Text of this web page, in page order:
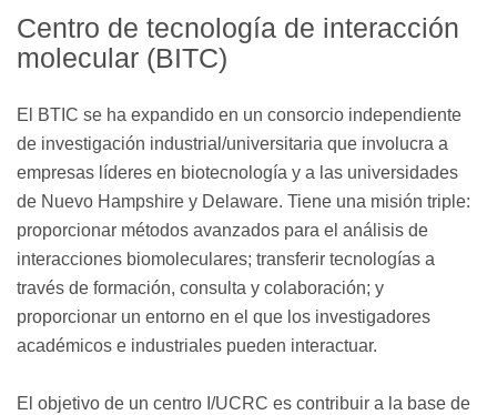
Centro de tecnología de interacción
molecular (BITC)
El BTIC se ha expandido en un consorcio independiente
de investigación industrial/universitaria que involucra a
empresas líderes en biotecnología y a las universidades
de Nuevo Hampshire y Delaware. Tiene una misión triple:
proporcionar métodos avanzados para el análisis de
interacciones biomoleculares; transferir tecnologías a
través de formación, consulta y colaboración; y
proporcionar un entorno en el que los investigadores
académicos e industriales pueden interactuar.
El objetivo de un centro I/UCRC es contribuir a la base de